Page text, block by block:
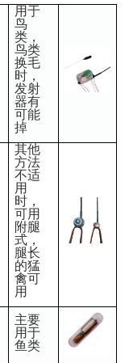
用于
鸟
类，
鸟类
换毛
时，
发射
器有
可能
掉
其他
方法
不适
用
时，
可用
附腿
式，
腿长
的猛
禽可
用
主要
用于
鱼类